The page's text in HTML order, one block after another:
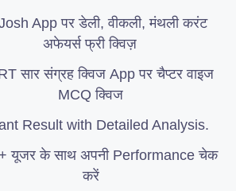
App पर डेली, वीकली, मंथली करंट
अफेयर्स फ्री क्विज़
सार संग्रह क्विज App पर चैप्टर वाइज
MCQ क्विज
Result with Detailed Analysis.
यूजर के साथ अपनी Performance चेक
करें